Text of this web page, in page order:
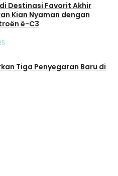
Destinasi Favorit Akhir
Kian Nyaman dengan
ë-C3
Baru di